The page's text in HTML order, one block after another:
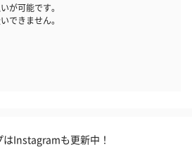
が可能です。
できません。
はInstagramも更新中！